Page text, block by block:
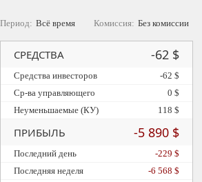
Период: Всё время Комиссия: Без комиссии
СРЕДСТВА -62 $
Средства инвесторов
-62 $
Ср-ва управляющего
0 $
Неуменьшаемые (КУ)
118 $
ПРИБЫЛЬ -5 890 $
Последний день
-229 $
Последняя неделя
-6 568 $